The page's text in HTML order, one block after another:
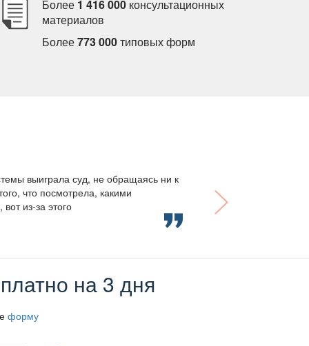
Более 1 416 000 консультационных
материало
Более773 000типовых форм
выиграла суд, не обращаясь ни к
что посмотрела, какими
из-за этого
на 3 дня
форму